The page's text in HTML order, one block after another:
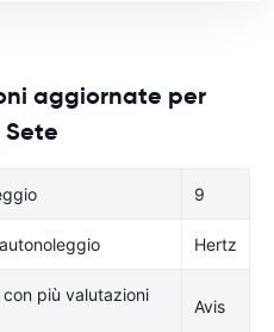
aggiornate per
9
Hertz
più valutazioni
Avis